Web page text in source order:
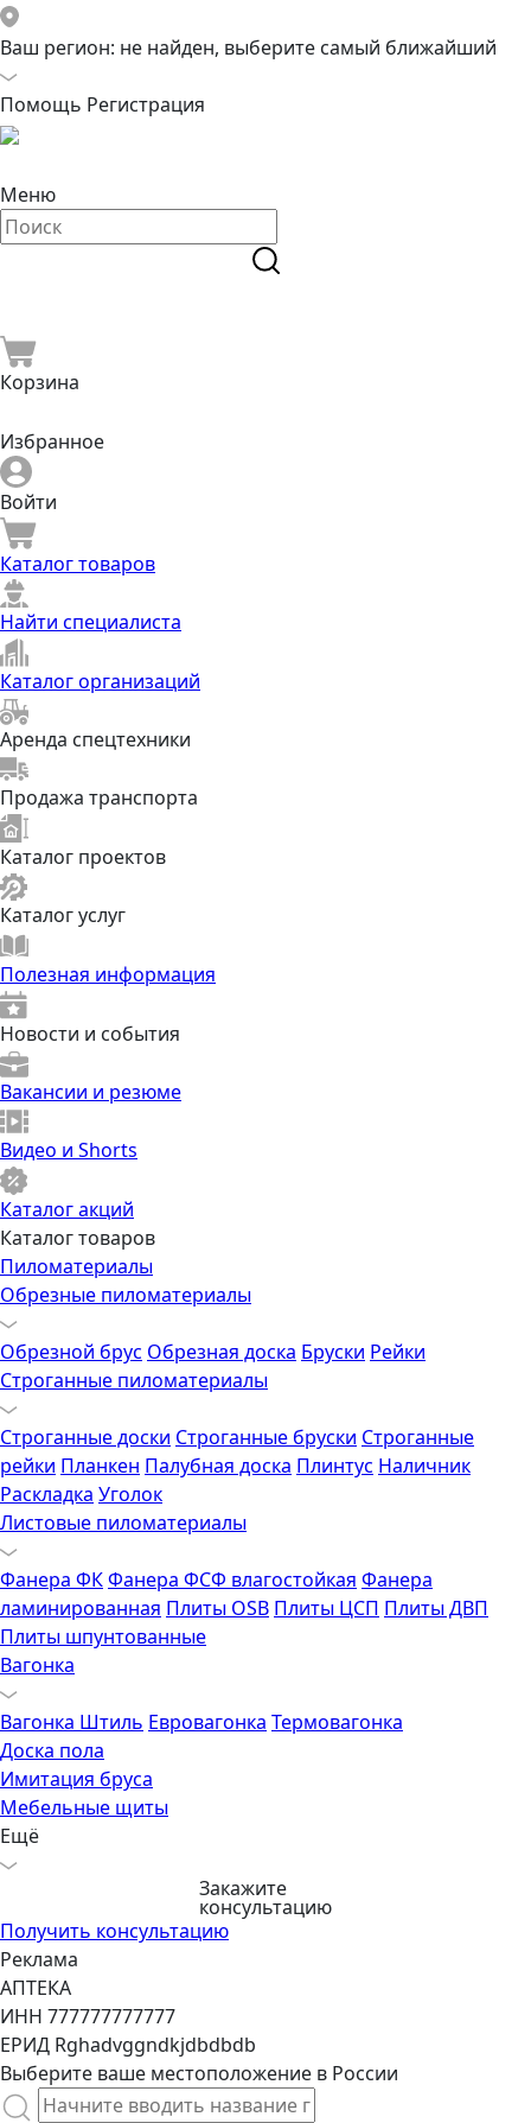
Ваш регион: не найден, выберите самый ближайший
Помощь Регистрация
Меню
Корзина
Избранное
Войти
Каталог товаров
Найти специалиста
Каталог организаций
Аренда спецтехники
Продажа транспорта
Каталог проектов
Каталог услуг
Полезная информация
Новости и события
Вакансии и резюме
Видео и Shorts
Каталог акций
Каталог товаров
Пиломатериалы
Обрезные пиломатериалы
Обрезной брус Обрезная доска Бруски Рейки
Строганные пиломатериалы
Строганные доски Строганные бруски Строганные
рейки Планкен Палубная доска Плинтус Наличник
Раскладка Уголок
Листовые пиломатериалы
Фанера ФКФанера ФСФ влагостойкая Фанера
ламинированная Плиты OSB Плиты ЦСП Плиты ДВП
Плиты шпунтованные
Вагонка
Вагонка Штиль Евровагонка Термовагонка
Доска пола
Имитация бруса
Мебельные щиты
Ещё
Закажите
консультацию
Получить консультацию
Реклама
АПТЕКА
ИНН 777777777777
ЕРИД Rghadvggndkjdbdbdb
Выберите ваше местоположение в России